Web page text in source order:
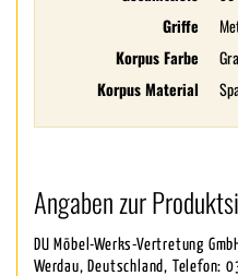
Griffe
Korpus Farbe
Korpus Material
Angaben zur
DU Möbel-Werks-Vertretung
Werdau, Deutschland, Telefon: